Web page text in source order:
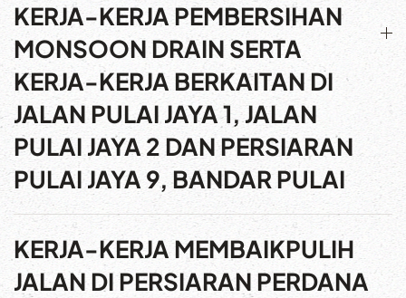
KERJA-KERJA PEMBERSIHAN
MONSOON DRAIN SERTA
KERJA-KERJA BERKAITAN DI
JALAN PULAI JAYA 1, JALAN
PULAI JAYA 2 DAN PERSIARAN
PULAI JAYA 9, BANDAR PULAI
KERJA-KERJA MEMBAIKPULIH
JALAN DI PERSIARAN PERDANA